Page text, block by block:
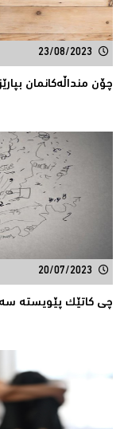
23/08/2023
چۆن منداڵەکانمان
20/07/2023
چی کاتێک پێویستە